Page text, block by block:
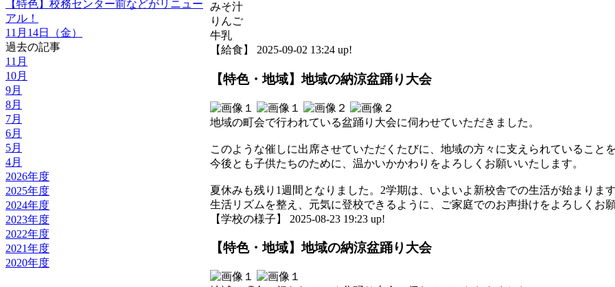
【特色】校務センター前などがリニュー
アル！
11月14日（金）
過去の記事
11月
10月
9月
8月
7月
6月
5月
4月
2026年度
2025年度
2024年度
2023年度
2022年度
2021年度
2020年度
みそ汁
りんご
牛乳
【給食】 2025-09-02 13:24 up!
【特色・地域】地域の納涼盆踊り大会
地域の町会で行われている盆踊り大会に伺わせていただきました。
このような催しに出席させていただくたびに、地域の方々に支えられていること
今後とも子供たちのために、温かいかかわりをよろしくお願いいたします。
夏休みも残り1週間となりました。2学期は、いよいよ新校舎での生活が始まります
生活リズムを整え、元気に登校できるように、ご家庭でのお声掛けをよろしくお願
【学校の様子】 2025-08-23 19:23 up!
【特色・地域】地域の納涼盆踊り大会